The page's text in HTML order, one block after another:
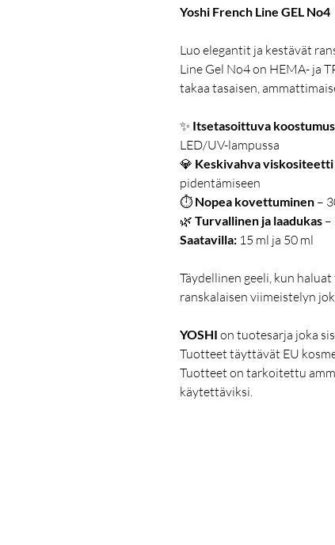
Yoshi French Line GEL No4
Luo elegantit ja kestävät
Line Gel No4 on HEMA- ja
takaa tasaisen,
✨ Itsetasoittuva koostumus
LED/UV-lampussa
💎 Keskivahva viskositeetti
pidentämiseen
⏱ Nopea kovettuminen –
🌿 Turvallinen ja laadukas
Saatavilla: 15 ml ja 50 ml
Täydellinen geeli, kun
ranskalaisen viimeistelyn
YOSHI on tuotesarja joka
Tuotteet täyttävät EU
Tuotteet on tarkoitettu
käytettäviksi.